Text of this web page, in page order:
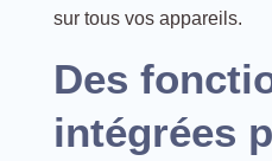
sur tous vos appareils.
Des
intégrées